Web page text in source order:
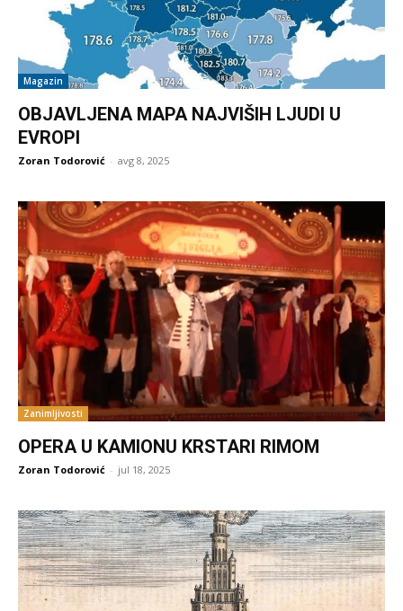
Magazin
OBJAVLJENA MAPA NAJVIŠIH LJUDI U
EVROPI
Zoran Todorović - avg 8, 2025
Zanimljivosti
OPERA U KAMIONU KRSTARI RIMOM
Zoran Todorović - jul 18, 2025